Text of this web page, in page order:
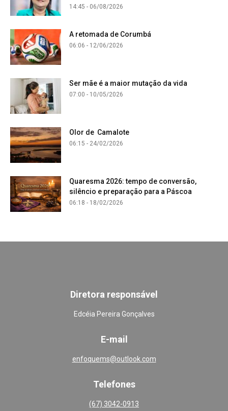
14:45 - 06/08/2026
A retomada de Corumbá
06:06 - 12/06/2026
Ser mãe é a maior mutação da vida
07:00 - 10/05/2026
Olor de Camalote
06:15 - 24/02/2026
Quaresma 2026: tempo de conversão,
silêncio e preparação para a Páscoa
06:18 - 18/02/2026
Diretora responsável
Edcéia Pereira Gonçalves
E-mail
enfoquems@outlook.com
Telefones
(67) 3042-0913